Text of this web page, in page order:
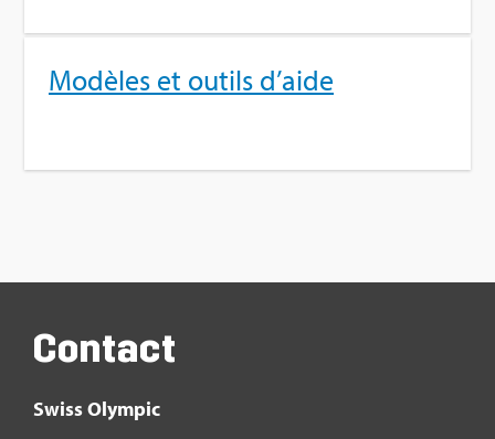
Modèles et outils d’aide
Contact
Swiss Olym­pic